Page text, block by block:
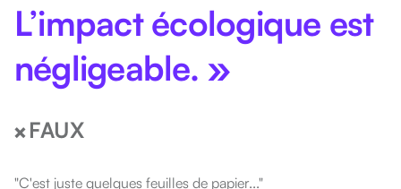
L’impact écologique est
négligeable. »
❌ FAUX
"C'est juste quelques feuilles de papier..."